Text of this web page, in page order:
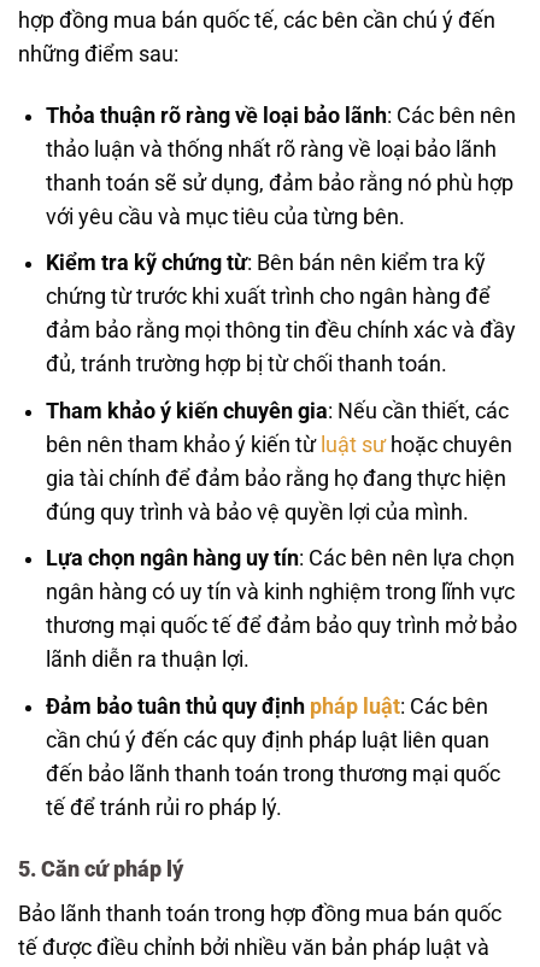
hợp đồng mua bán quốc tế, các bên cần chú ý đến
những điểm sau:
Thỏa thuận rõ ràng về loại bảo lãnh: Các bên nên
thảo luận và thống nhất rõ ràng về loại bảo lãnh
thanh toán sẽ sử dụng, đảm bảo rằng nó phù hợp
với yêu cầu và mục tiêu của từng bên.
Kiểm tra kỹ chứng từ: Bên bán nên kiểm tra kỹ
chứng từ trước khi xuất trình cho ngân hàng để
đảm bảo rằng mọi thông tin đều chính xác và đầy
đủ, tránh trường hợp bị từ chối thanh toán.
Tham khảo ý kiến chuyên gia: Nếu cần thiết, các
bên nên tham khảo ý kiến từluật sưhoặc chuyên
gia tài chính để đảm bảo rằng họ đang thực hiện
đúng quy trình và bảo vệ quyền lợi của mình.
Lựa chọn ngân hàng uy tín: Các bên nên lựa chọn
ngân hàng có uy tín và kinh nghiệm trong lĩnh vực
thương mại quốc tế để đảm bảo quy trình mở bảo
lãnh diễn ra thuận lợi.
Đảm bảo tuân thủ quy định pháp luật: Các bên
cần chú ý đến các quy định pháp luật liên quan
đến bảo lãnh thanh toán trong thương mại quốc
tế để tránh rủi ro pháp lý.
5. Căn cứ pháp lý
Bảo lãnh thanh toán trong hợp đồng mua bán quốc
tế được điều chỉnh bởi nhiều văn bản pháp luật và